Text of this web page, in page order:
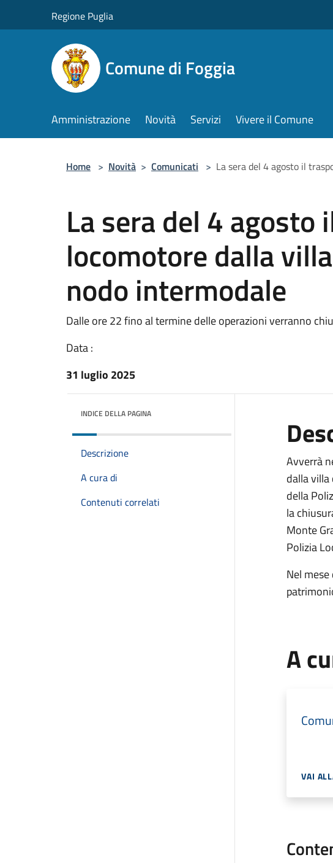
Regione Puglia
Comune di Foggia
Amministrazione Novità Servizi Vivere il Comune
Home > Novità > Comunicati > La sera del 4 agosto il
La sera del 4
locomotore dalla
nodo intermodale
Dalle ore 22 fino al termine delle operazioni verranno
Data :
31 luglio 2025
INDICE DELLA PAGINA
Descrizione
A cura di
Contenuti correlati
Avverrà
dalla
della
la
Monte
Polizia
Nel
A
VAI